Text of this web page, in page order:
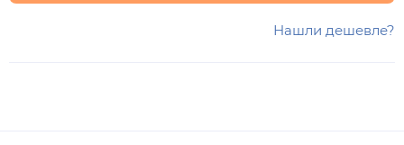
Нашли дешевле?